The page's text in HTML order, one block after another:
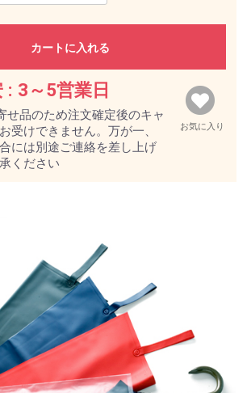
カートに入れる
お気に入り
: 3～5営業日
せ品のため注文確定後のキャ
受けできません。万が一、
には別途ご連絡を差し上げ
ください